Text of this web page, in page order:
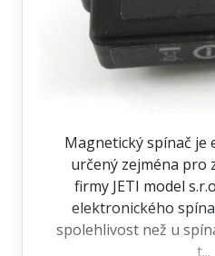
Magnetický spínač je
určený zejména pro
firmy JETI model
elektronického
spolehlivost než u
t...